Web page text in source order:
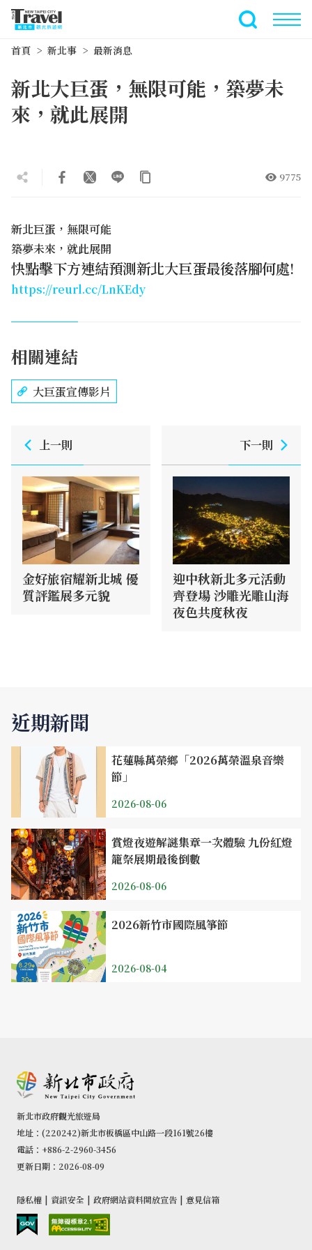
全文檢索
首頁 新北事 最新消息
新北大巨蛋，無限可能，築夢未
來，就此展開
9775
新北巨蛋，無限可能
築夢未來，就此展開
快點擊下方連結預測新北大巨蛋最後落腳何處!
https://reurl.cc/LnKEdy
相關連結
大巨蛋宣傳影片
上一則
金好旅宿耀新北城 優
質評鑑展多元貌
下一則
迎中秋新北多元活動
齊登場 沙雕光雕山海
夜色共度秋夜
近期新聞
花蓮縣萬榮鄉「2026萬榮溫泉音樂
節」
2026-08-06
賞燈夜遊解謎集章一次體驗 九份紅燈
籠祭展期最後倒數
2026-08-06
2026新竹市國際風箏節
2026-08-04
新北市政府觀光旅遊局
地址：(220242)新北市板橋區中山路一段161號26樓
電話：+886-2-2960-3456
更新日期：2026-08-09
隱私權 | 資訊安全 | 政府網站資料開放宣告 | 意見信箱